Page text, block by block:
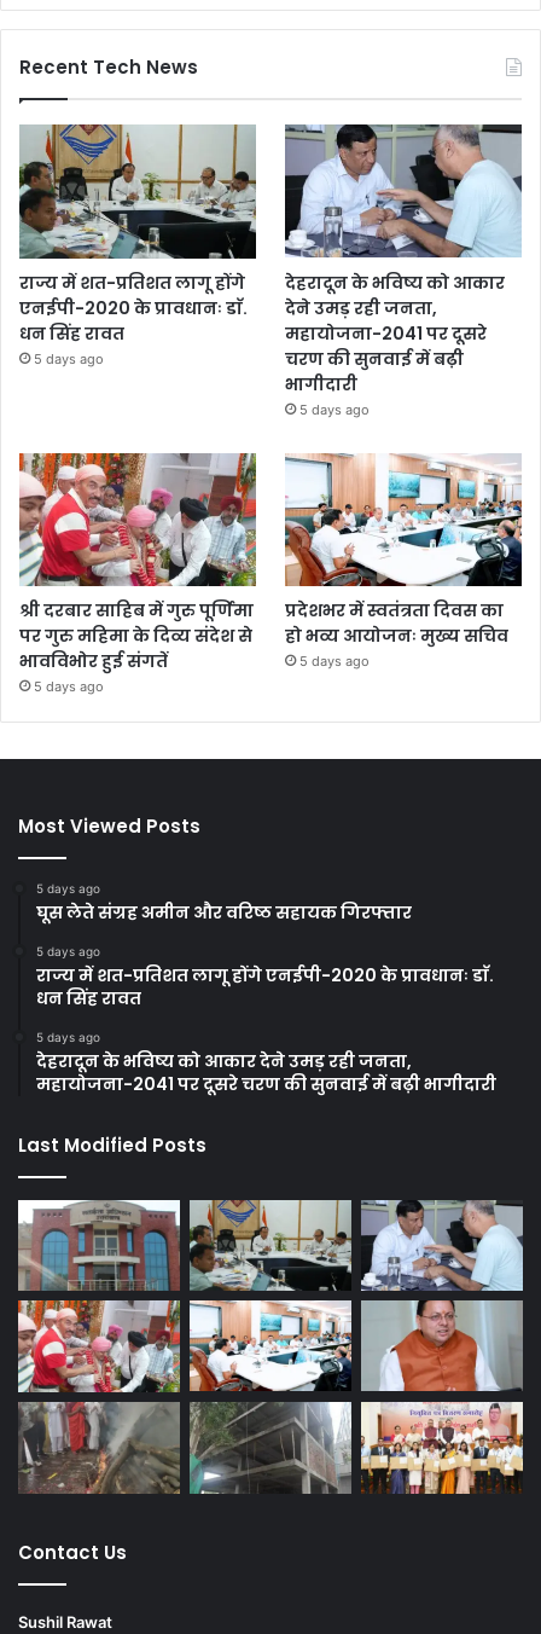
Recent Tech News
राज्य में शत-प्रतिशत लागू होंगे
एनईपी-2020 के प्रावधानः डाॅ.
धन सिंह रावत
5 days ago
देहरादून के भविष्य को आकार
देने उमड़ रही जनता,
महायोजना-2041 पर दूसरे
चरण की सुनवाई में बढ़ी
भागीदारी
5 days ago
श्री दरबार साहिब में गुरु पूर्णिमा
पर गुरु महिमा के दिव्य संदेश से
भावविभोर हुई संगतें
5 days ago
प्रदेशभर में स्वतंत्रता दिवस का
हो भव्य आयोजनः मुख्य सचिव
5 days ago
Most Viewed Posts
5 days ago
घूस लेते संग्रह अमीन और वरिष्ठ सहायक गिरफ्तार
5 days ago
राज्य में शत-प्रतिशत लागू होंगे एनईपी-2020 के प्रावधानः डाॅ.
धन सिंह रावत
5 days ago
देहरादून के भविष्य को आकार देने उमड़ रही जनता,
महायोजना-2041 पर दूसरे चरण की सुनवाई में बढ़ी भागीदारी
Last Modified Posts
Contact Us
Sushil Rawat